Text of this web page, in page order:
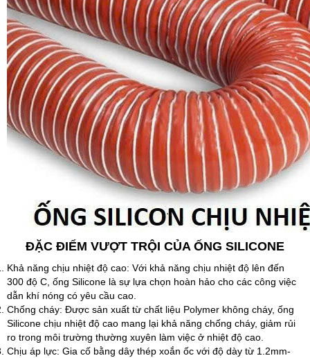
ĐẶC ĐIỂM VƯỢT TRỘI CỦA ỐNG SILICONE
Khả năng chịu nhiệt độ cao: Với khả năng chịu nhiệt độ lên đến
300 độ C, ống Silicone là sự lựa chọn hoàn hảo cho các công việc
dẫn khí nóng có yêu cầu cao.
Chống cháy: Được sản xuất từ chất liệu Polymer không cháy, ống
Silicone chịu nhiệt độ cao mang lại khả năng chống cháy, giảm rủi
ro trong môi trường thường xuyên làm việc ở nhiệt độ cao.
Chịu áp lực: Gia cố bằng dây thép xoắn ốc với độ dày từ 1.2mm-